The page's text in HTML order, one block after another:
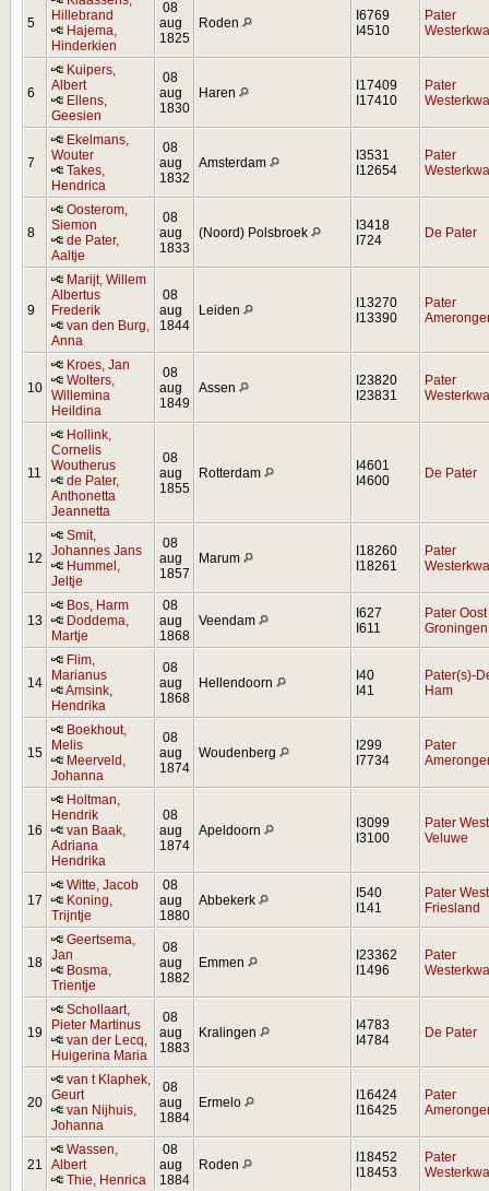
5
Hillebrand
Hajema,
Hinderkien
08
aug
1825
Roden
I6769
I4510
Pater
6
Kuipers,
Albert
Ellens,
Geesien
08
aug
1830
Haren
I17409
I17410
Pater
7
Ekelmans,
Wouter
Takes,
Hendrica
08
aug
1832
Amsterdam
I3531
I12654
Pater
8
Oosterom,
Siemon
de Pater,
Aaltje
08
aug
1833
(Noord) Polsbroek
I3418
I724
De Pater
9
Marijt, Willem
Albertus
Frederik
van den Burg,
Anna
08
aug
1844
Leiden
I13270
I13390
Pater
10
Kroes, Jan
Wolters,
Willemina
Heildina
08
aug
1849
Assen
I23820
I23831
Pater
11
Hollink,
Cornelis
Woutherus
de Pater,
Anthonetta
Jeannetta
08
aug
1855
Rotterdam
I4601
I4600
De Pater
12
Smit,
Johannes Jans
Hummel,
Jeltje
08
aug
1857
Marum
I18260
I18261
Pater
13
Bos, Harm
Doddema,
Martje
08
aug
1868
Veendam
I627
I611
Pater Oost
Groningen
14
Flim,
Marianus
Amsink,
Hendrika
08
aug
1868
Hellendoorn
I40
I41
Pater(s)-
Ham
15
Boekhout,
Melis
Meerveld,
Johanna
08
aug
1874
Woudenberg
I299
I7734
Pater
16
Holtman,
Hendrik
van Baak,
Adriana
Hendrika
08
aug
1874
Apeldoorn
I3099
I3100
Pater West
Veluwe
17
Witte, Jacob
Koning,
Trijntje
08
aug
1880
Abbekerk
I540
I141
Pater
Friesland
18
Geertsema,
Jan
Bosma,
Trientje
08
aug
1882
Emmen
I23362
I1496
Pater
19
Schollaart,
Pieter Martinus
van der Lecq,
Huigerina Maria
08
aug
1883
Kralingen
I4783
I4784
De Pater
20
van t Klaphek,
Geurt
van Nijhuis,
Johanna
08
aug
1884
Ermelo
I16424
I16425
Pater
21
Wassen,
Albert
Thie, Henrica
08
aug
1884
Roden
I18452
I18453
Pater